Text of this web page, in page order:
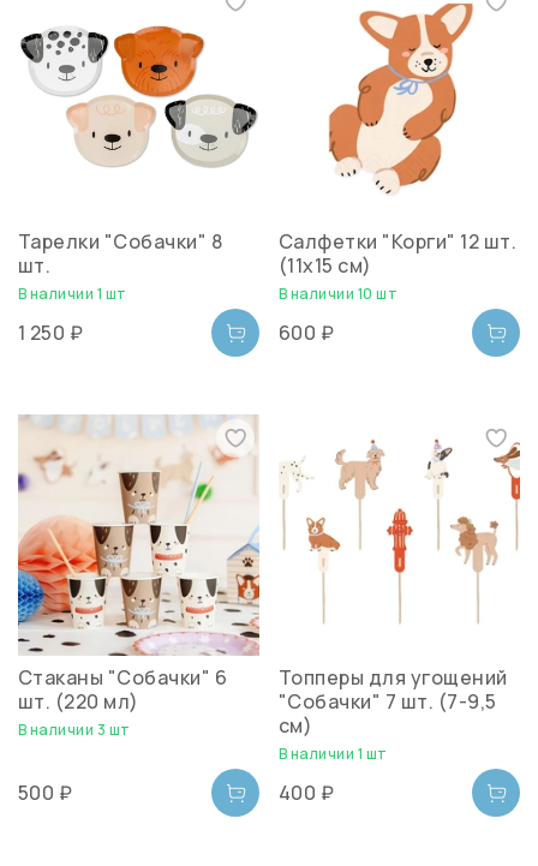
Тарелки "Собачки" 8
шт.
В наличии 1 шт
1 250 ₽
Салфетки "Корги" 12 шт.
(11х15 см)
В наличии 10 шт
600 ₽
Стаканы "Собачки" 6
шт. (220 мл)
В наличии 3 шт
500 ₽
Топперы для угощений
"Собачки" 7 шт. (7-9,5
см)
В наличии 1 шт
400 ₽